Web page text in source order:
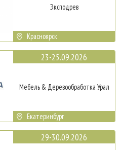
Эксподрев
Красноярск
23-25.09.2026
Мебель & Деревообработка Урал
Екатеринбург
29-30.09.2026